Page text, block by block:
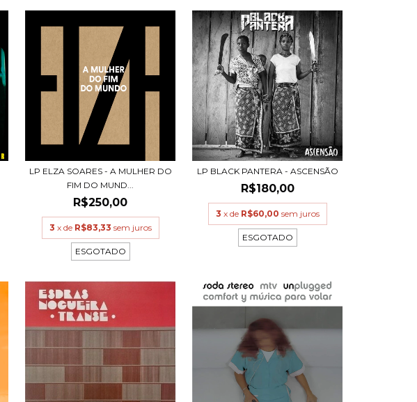
LP ELZA SOARES - A MULHER DO
FIM DO MUND...
R$250,00
3 x de R$83,33 sem juros
ESGOTADO
LP BLACK PANTERA - ASCENSÃO
R$180,00
3 x de R$60,00 sem juros
ESGOTADO